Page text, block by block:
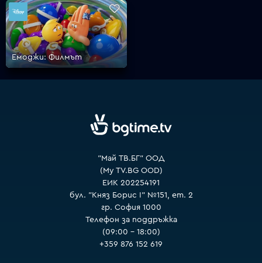
VOYO
Емоджи: Филмът
"Май ТВ.БГ" ООД
(My TV.BG OOD)
ЕИК 202254191
бул. "Княз Борис I" №151, ет. 2
гр. София 1000
Телефон за поддръжка
(09:00 – 18:00)
+359 876 152 619